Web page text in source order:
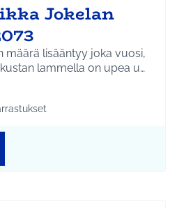
Jokelan
määrä lisääntyy joka vuosi,
lammella on upea u…
Jokela
mukaan: Liikunta ja